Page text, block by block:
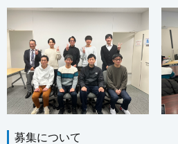
募集について